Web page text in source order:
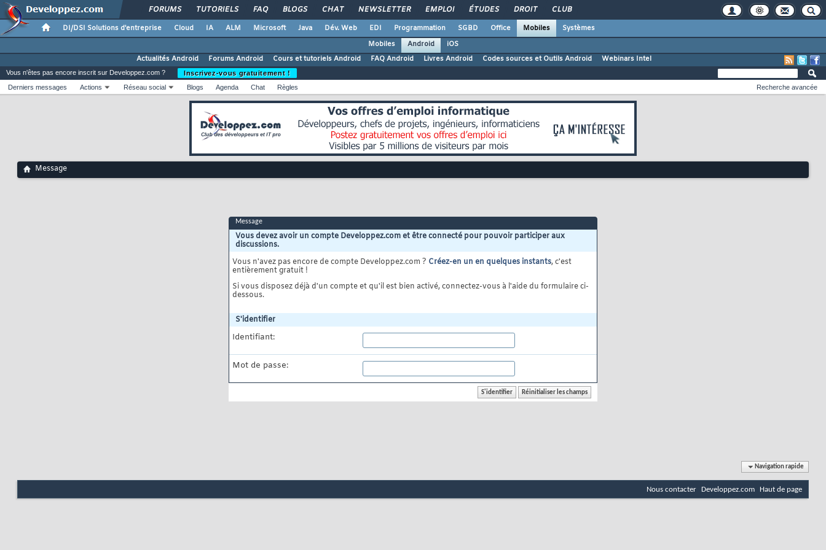
FORUMS TUTORIELS FAQ BLOGS CHAT NEWSLETTER EMPLOI ÉTUDES DROIT CLUB
DI/DSI Solutions d'entreprise Cloud IA ALM Microsoft Java Dév. Web EDI Programmation SGBD Office Mobiles
Systèmes
Mobiles
Android
iOS
Actualités Android
Forums Android Cours et tutoriels Android FAQ Android Livres Android Codes sources et Outils Android Webinars Intel
Vous n'êtes pas encore inscrit sur Developpez.com ?
Inscrivez-vous gratuitement !
Derniers messages
Actions Réseau social Blogs Agenda Chat Règles Recherche avancée
Message
Message
Vous devez avoir un compte Developpez.com et être connecté pour pouvoir participer aux
discussions.
Vous n'avez pas encore de compte Developpez.com ? Créez-en un en quelques instants, c'est
entièrement gratuit !
Si vous disposez déjà d'un compte et qu'il est bien activé, connectez-vous à l'aide du formulaire ci-
dessous.
S'identifier
Identifiant:
Mot de passe:
Navigation rapide
Nous contacter Developpez.com Haut de page